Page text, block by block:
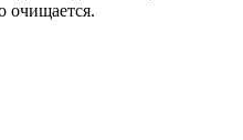
очищается.